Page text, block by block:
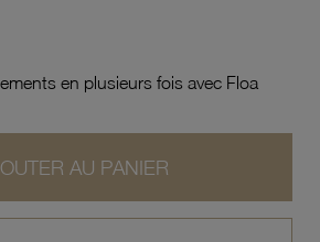
en plusieurs fois avec Floa
AU PANIER